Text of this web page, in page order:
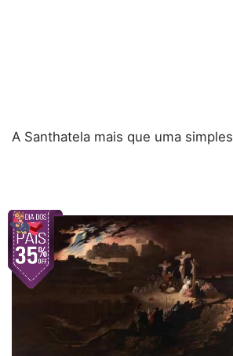
A Santhatela mais que uma